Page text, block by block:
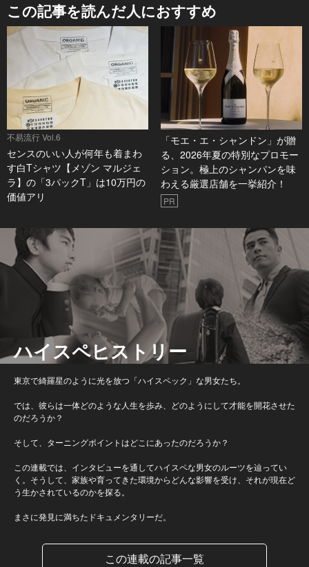
この記事を読んだ人におすすめ
不易流行 Vol.6
センスのいい人が何年も着まわ
す白Tシャツ【メゾン マルジェ
ラ】の「3パックT」は10万円の
価値アリ
「モエ・エ・シャンドン」が贈
る、2026年夏の特別なプロモー
ション。極上のシャンパンを味
わえる厳選店舗を一挙紹介！
PR
ハイスペヒストリー
東京で綺羅星のように光を放つ「ハイスペック」な男女たち。
では、彼らは一体どのような人生を歩み、どのようにして才能を開花させた
のだろうか？
そして、ターニングポイントはどこにあったのだろうか？
この連載では、インタビューを通してハイスペな男女のルーツを辿ってい
く。そうして、家族や育ってきた環境からどんな影響を受け、それが現在ど
う生かされているのかを探る。
まさに発見に満ちたドキュメンタリーだ。
この連載の記事一覧